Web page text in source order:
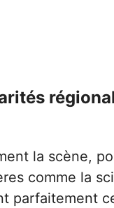
la scène,
comme la
parfaitement